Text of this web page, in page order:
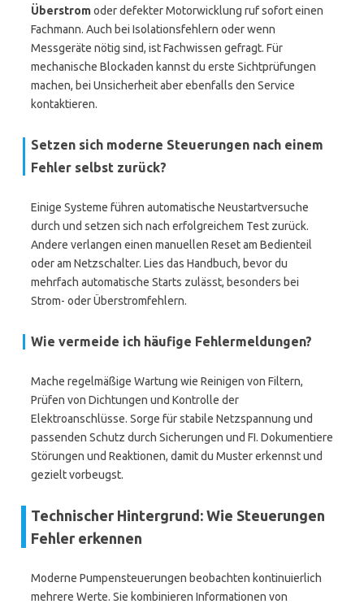
Überstromoder defekter Motorwicklung ruf sofort einen
Fachmann. Auch bei Isolationsfehlern oder wenn
Messgeräte nötig sind, ist Fachwissen gefragt. Für
mechanische Blockaden kannst du erste Sichtprüfungen
machen, bei Unsicherheit aber ebenfalls den Service
kontaktieren.
Setzen sich moderne Steuerungen nach einem
Fehler selbst zurück?
Einige Systeme führen automatische Neustartversuche
durch und setzen sich nach erfolgreichem Test zurück.
Andere verlangen einen manuellen Reset am Bedienteil
oder am Netzschalter. Lies das Handbuch, bevor du
mehrfach automatische Starts zulässt, besonders bei
Strom- oder Überstromfehlern.
Wie vermeide ich häufige Fehlermeldungen?
Mache regelmäßige Wartung wie Reinigen von Filtern,
Prüfen von Dichtungen und Kontrolle der
Elektroanschlüsse. Sorge für stabile Netzspannung und
passenden Schutz durch Sicherungen und FI. Dokumentiere
Störungen und Reaktionen, damit du Muster erkennst und
gezielt vorbeugst.
Technischer Hintergrund: Wie Steuerungen
Fehler erkennen
Moderne Pumpensteuerungen beobachten kontinuierlich
mehrere Werte. Sie kombinieren Informationen von